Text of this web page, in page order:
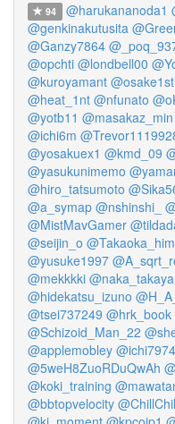
94 @harukananoda1
@genkinakutusita
@Ganzy7864
@opchti @londbell00
@kuroyamant @osake1st
@heat_1nt @nfunato
@yotb11 @masakaz_min
@ichi6m
@yosakuex1 @kmd_09
@yasukunimemo
@hiro_tatsumoto
@a_symap @nshinshi_
@MistMavGamer
@seijin_o
@yusuke1997
@mekkkki @naka_takaya
@hidekatsu_izuno
@tsei737249 @hrk_book
@Schizoid_Man_22
@applemobley
@5weH8ZuoRDuQwAh
@koki_training
@bbtopvelocity